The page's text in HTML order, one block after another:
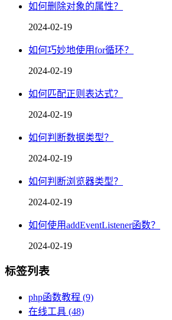
如何删除对象的属性？
2024-02-19
如何巧妙地使用for循环？
2024-02-19
如何匹配正则表达式？
2024-02-19
如何判断数据类型？
2024-02-19
如何判断浏览器类型？
2024-02-19
如何使用addEventListener函数？
2024-02-19
标签列表
php函数教程 (9)
在线工具 (48)